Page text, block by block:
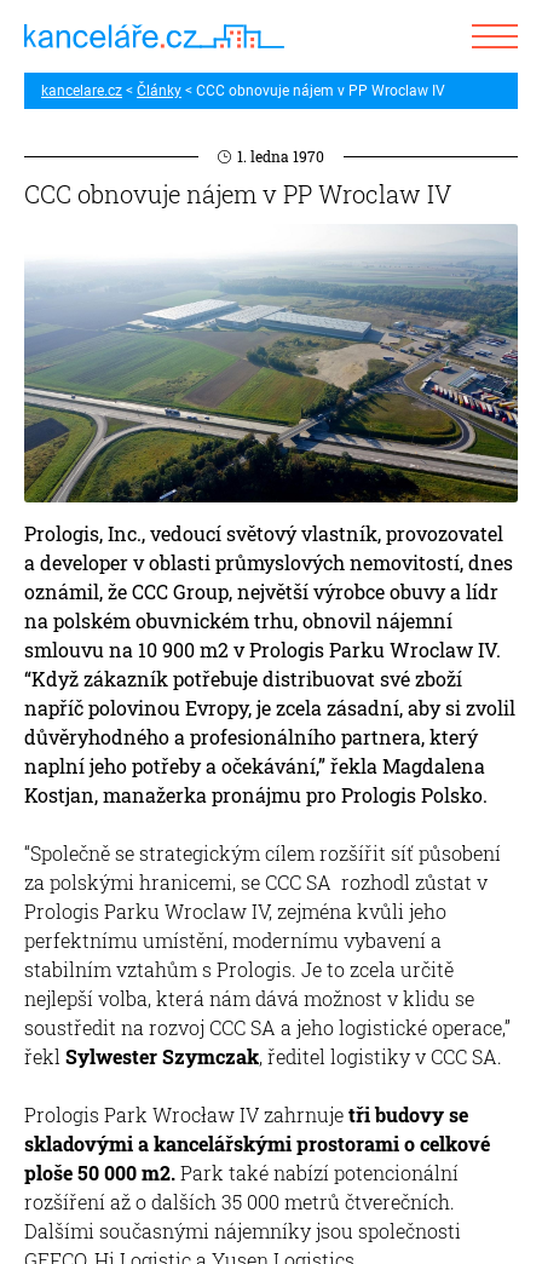
kancelare.cz Články CCC obnovuje nájem v PP Wroclaw IV
1. ledna 1970
CCC obnovuje nájem v PP Wroclaw IV
Prologis, Inc., vedoucí světový vlastník, provozovatel
a developer v oblasti průmyslových nemovitostí, dnes
oznámil, že CCC Group, největší výrobce obuvy a lídr
na polském obuvnickém trhu, obnovil nájemní
smlouvu na 10 900 m2 v Prologis Parku Wroclaw IV.
“Když zákazník potřebuje distribuovat své zboží
napříč polovinou Evropy, je zcela zásadní, aby si zvolil
důvěryhodného a profesionálního partnera, který
naplní jeho potřeby a očekávání,” řekla Magdalena
Kostjan, manažerka pronájmu pro Prologis Polsko.
“Společně se strategickým cílem rozšířit síť působení
za polskými hranicemi, se CCC SA rozhodl zůstat v
Prologis Parku Wroclaw IV, zejména kvůli jeho
perfektnímu umístění, modernímu vybavení a
stabilním vztahům s Prologis. Je to zcela určitě
nejlepší volba, která nám dává možnost v klidu se
soustředit na rozvoj CCC SA a jeho logistické operace,”
řekl Sylwester Szymczak, ředitel logistiky v CCC SA.
Prologis Park Wrocław IV zahrnujetři budovy se
skladovými a kancelářskými prostorami o celkové
ploše 50 000 m2.Park také nabízí potencionální
rozšíření až o dalších 35 000 metrů čtverečních.
Dalšími současnými nájemníky jsou společnosti